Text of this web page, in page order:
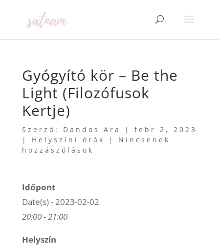
Gyógyító kör – Be the
Light (Filozófusok
Kertje)
Szerző: Dandos Ara | febr 2, 2023
| Helyszíni órák | Nincsenek
hozzászólások
Időpont
Date(s) - 2023-02-02
20:00 - 21:00
Helyszín